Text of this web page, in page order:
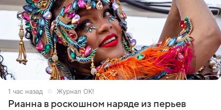
1 час назад Журнал OK!
Рианна в роскошном наряде из перьев